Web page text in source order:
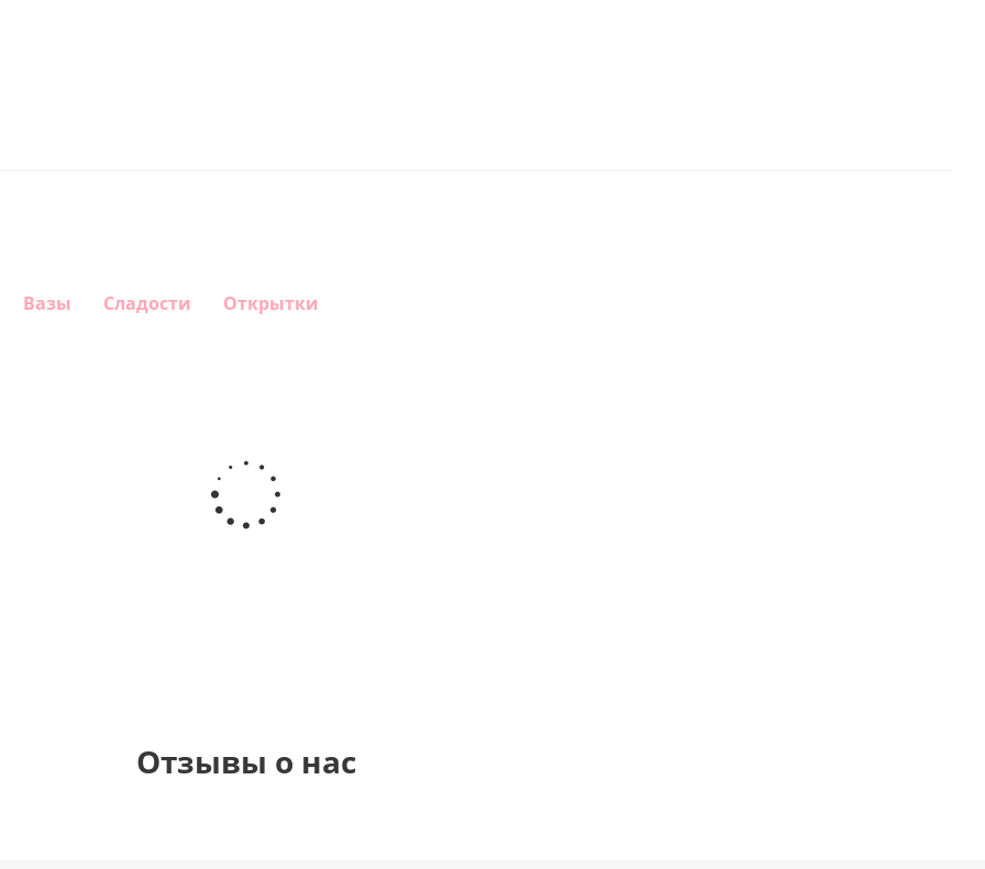
Вазы Сладости Открытки
Звезда - С
днем
рождения
Отзывы о нас